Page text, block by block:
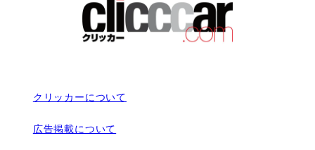
クリッカーについて
広告掲載について